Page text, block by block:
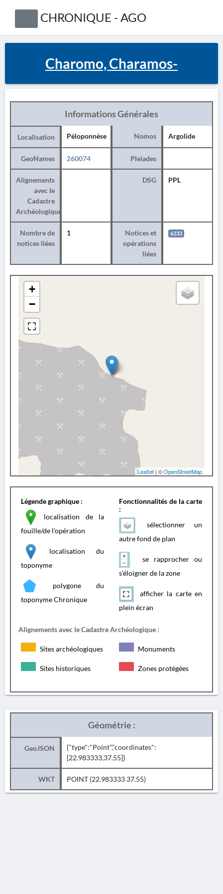
CHRONIQUE - AGO
Charomo, Charamos-
Informations Générales
Localisation Péloponnèse Nomos Argolide
GeoNames 260074 Pleiades
Alignements
avec le
Cadastre
Archéologique
DSG PPL
Nombre de
notices liées
1
Notices et
opérations
liées
6233
+
−
Leaflet | ©OpenStreetMap
Légende graphique :
localisation de la
fouille/de l'opération
localisation du
toponyme
polygone du
toponyme Chronique
Fonctionnalités de la carte
:
sélectionner un
autre fond de plan
se rapprocher ou
s'éloigner de la zone
afficher la carte en
plein écran
Alignements avec le Cadastre Archéologique :
Sites archéologiques Monuments
Sites historiques Zones protégées
Géométrie :
GeoJSON
{"type":"Point","coordinates":
[22.983333,37.55]}
WKT POINT (22.983333 37.55)